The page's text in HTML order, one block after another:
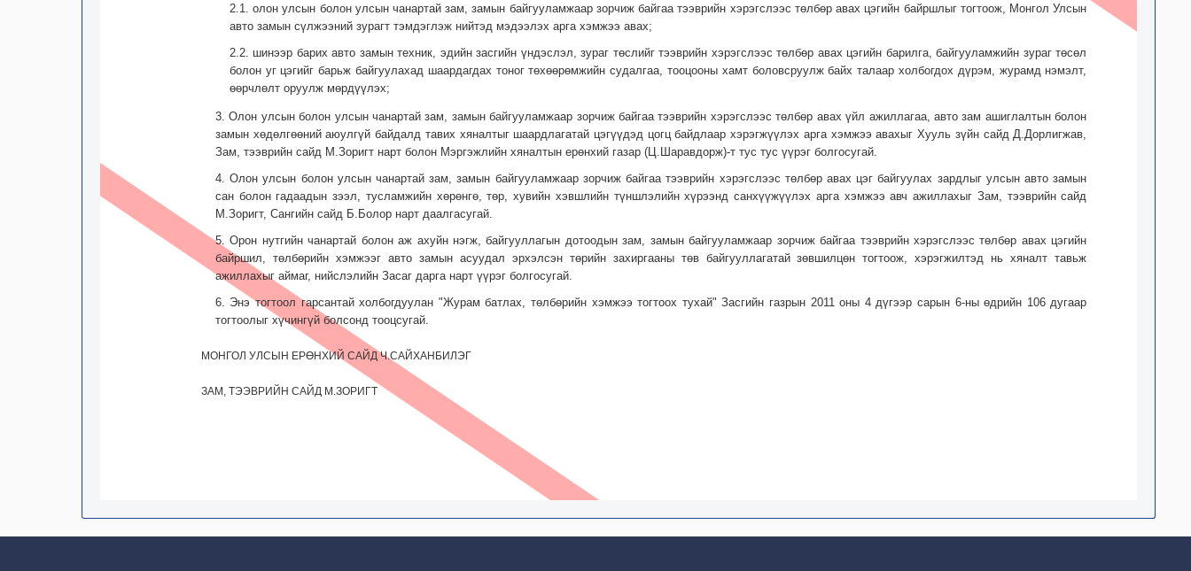
2.1. олон улсын болон улсын чанартай зам, замын байгууламжаар зорчиж байгаа тээврийн хэрэгслээс төлбөр авах цэгийн байршлыг тогтоож, Монгол Улсын
авто замын сүлжээний зурагт тэмдэглэж нийтэд мэдээлэх арга хэмжээ авах;
2.2. шинээр барих авто замын техник, эдийн засгийн үндэслэл, зураг төслийг тээврийн хэрэгслээс төлбөр авах цэгийн барилга, байгууламжийн зураг төсөл
болон уг цэгийг барьж байгуулахад шаардагдах тоног төхөөрөмжийн судалгаа, тооцооны хамт боловсруулж байх талаар холбогдох дүрэм, журамд нэмэлт,
өөрчлөлт оруулж мөрдүүлэх;
3. Олон улсын болон улсын чанартай зам, замын байгууламжаар зорчиж байгаа тээврийн хэрэгслээс төлбөр авах үйл ажиллагаа, авто зам ашиглалтын болон
замын хөдөлгөөний аюулгүй байдалд тавих хяналтыг шаардлагатай цэгүүдэд цогц байдлаар хэрэгжүүлэх арга хэмжээ авахыг Хууль зүйн сайд Д.Дорлигжав,
Зам, тээврийн сайд М.Зоригт нарт болон Мэргэжлийн хяналтын ерөнхий газар (Ц.Шаравдорж)-т тус тус үүрэг болгосугай.
4. Олон улсын болон улсын чанартай зам, замын байгууламжаар зорчиж байгаа тээврийн хэрэгслээс төлбөр авах цэг байгуулах зардлыг улсын авто замын
сан болон гадаадын зээл, тусламжийн хөрөнгө, төр, хувийн хэвшлийн түншлэлийн хүрээнд санхүүжүүлэх арга хэмжээ авч ажиллахыг Зам, тээврийн сайд
М.Зоригт, Сангийн сайд Б.Болор нарт даалгасугай.
5. Орон нутгийн чанартай болон аж ахуйн нэгж, байгууллагын дотоодын зам, замын байгууламжаар зорчиж байгаа тээврийн хэрэгслээс төлбөр авах цэгийн
байршил, төлбөрийн хэмжээг авто замын асуудал эрхэлсэн төрийн захиргааны төв байгууллагатай зөвшилцөн тогтоож, хэрэгжилтэд нь хяналт тавьж
ажиллахыг аймаг, нийслэлийн Засаг дарга нарт үүрэг болгосугай.
6. Энэ тогтоол гарсантай холбогдуулан "Журам батлах, төлбөрийн хэмжээ тогтоох тухай" Засгийн газрын 2011 оны 4 дүгээр сарын 6-ны өдрийн 106 дугаар
тогтоолыг хүчингүй болсонд тооцсугай.
МОНГОЛ УЛСЫН ЕРӨНХИЙ САЙД Ч.САЙХАНБИЛЭГ
ЗАМ, ТЭЭВРИЙН САЙД М.ЗОРИГТ